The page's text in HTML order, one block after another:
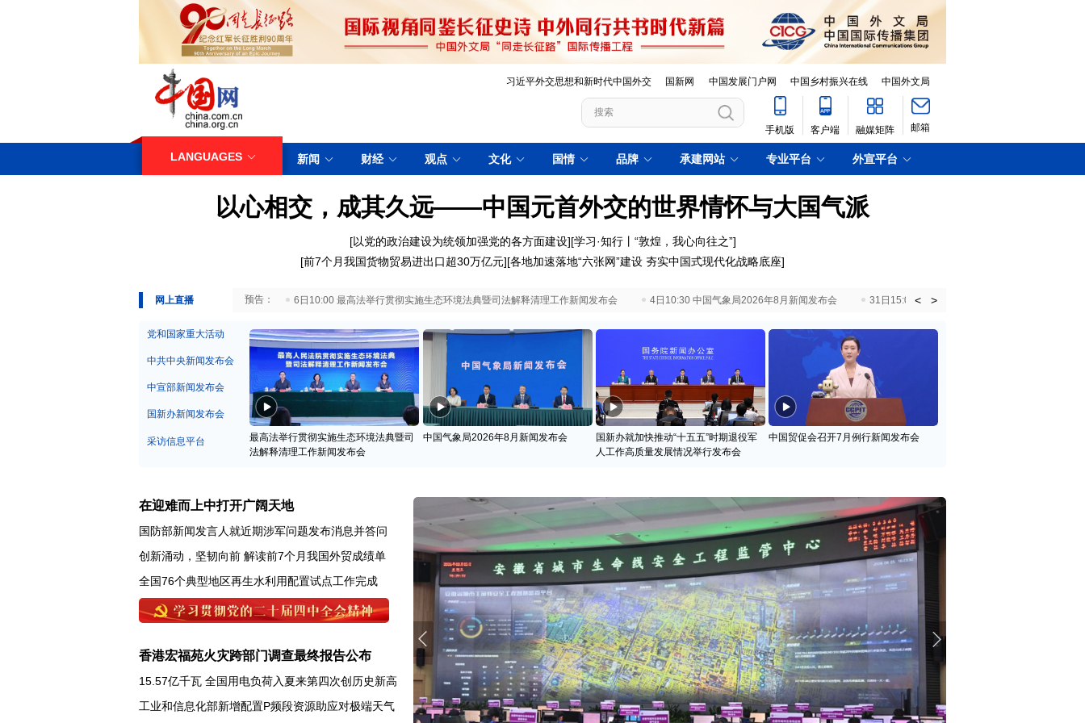
习近平外交思想和新时代中国外交 国新网 中国发展门户网 中国乡村振兴在线 中国外文局
手机版 客户端 融媒矩阵 邮箱
LANGUAGES 新闻 财经 观点 文化 国情 品牌 承建网站 专业平台 外宣平台
以心相交，成其久远——中国元首外交的世界情怀与大国气派
[以党的政治建设为统领加强党的各方面建设][学习·知行丨“敦煌，我心向往之”]
[前7个月我国货物贸易进出口超30万亿元][各地加速落地“六张网”建设 夯实中国式现代化战略底座]
网上直播
29日10:00 国务院台湾事务办公室7月29日举行新闻发布会 6日10:00 最高法举行贯彻实施生态环境法典暨司法解释清理工作新闻发布会 4日10:30 中国气象局2026年8月新闻发布会 31日15:00 国新办就加快推动“十五五”时期退役
< >
党和国家重大活动
中共中央新闻发布会
中宣部新闻发布会
国新办新闻发布会
采访信息平台
最高法举行贯彻实施生态环境法典暨司
法解释清理工作新闻发布会
中国气象局2026年8月新闻发布会
国新办就加快推动“十五五”时期退役军
人工作高质量发展情况举行发布会
中国贸促会召开7月例行新闻发布会
在迎难而上中打开广阔天地
国防部新闻发言人就近期涉军问题发布消息并答问
创新涌动，坚韧向前 解读前7个月我国外贸成绩单
全国76个典型地区再生水利用配置试点工作完成
香港宏福苑火灾跨部门调查最终报告公布
15.57亿千瓦 全国用电负荷入夏来第四次创历史新高
工业和信息化部新增配置P频段资源助应对极端天气